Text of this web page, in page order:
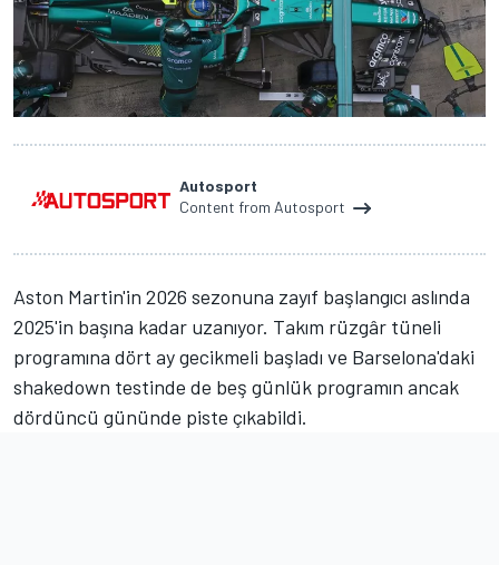
Autosport
Content from Autosport
Aston Martin'in 2026 sezonuna zayıf başlangıcı aslında
2025'in başına kadar uzanıyor. Takım rüzgâr tüneli
programına dört ay gecikmeli başladı ve Barselona'daki
shakedown testinde de beş günlük programın ancak
dördüncü gününde piste çıkabildi.